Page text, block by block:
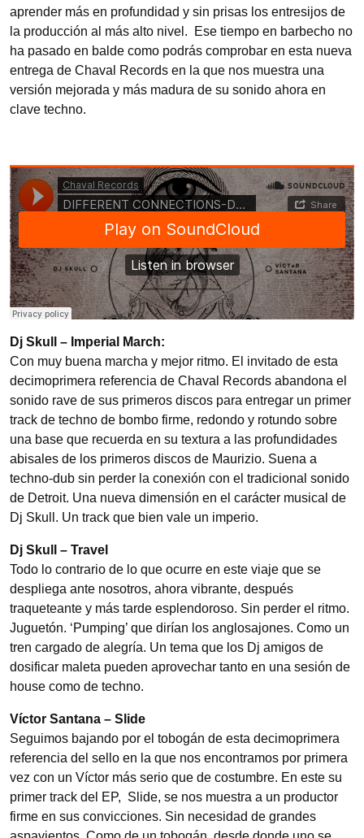
aprender más en profundidad y sin prisas los entresijos de
la producción al más alto nivel. Ese tiempo en barbecho no
ha pasado en balde como podrás comprobar en esta nueva
entrega de Chaval Records en la que nos muestra una
versión mejorada y más madura de su sonido ahora en
clave techno.
Dj Skull – Imperial March:
Con muy buena marcha y mejor ritmo. El invitado de esta
decimoprimera referencia de Chaval Records abandona el
sonido rave de sus primeros discos para entregar un primer
track de techno de bombo firme, redondo y rotundo sobre
una base que recuerda en su textura a las profundidades
abisales de los primeros discos de Maurizio. Suena a
techno-dub sin perder la conexión con el tradicional sonido
de Detroit. Una nueva dimensión en el carácter musical de
Dj Skull. Un track que bien vale un imperio.
Dj Skull – Travel
Todo lo contrario de lo que ocurre en este viaje que se
despliega ante nosotros, ahora vibrante, después
traqueteante y más tarde esplendoroso. Sin perder el ritmo.
Juguetón. ‘Pumping’ que dirían los anglosajones. Como un
tren cargado de alegría. Un tema que los Dj amigos de
dosificar maleta pueden aprovechar tanto en una sesión de
house como de techno.
Víctor Santana – Slide
Seguimos bajando por el tobogán de esta decimoprimera
referencia del sello en la que nos encontramos por primera
vez con un Víctor más serio que de costumbre. En este su
primer track del EP, Slide, se nos muestra a un productor
firme en sus convicciones. Sin necesidad de grandes